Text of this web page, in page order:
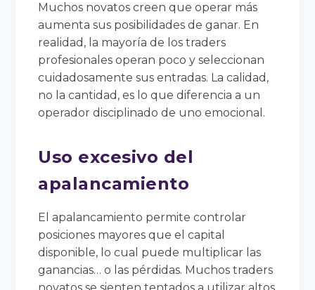
Muchos novatos creen que operar más
aumenta sus posibilidades de ganar. En
realidad, la mayoría de los traders
profesionales operan poco y seleccionan
cuidadosamente sus entradas. La calidad,
no la cantidad, es lo que diferencia a un
operador disciplinado de uno emocional.
Uso excesivo del
apalancamiento
El apalancamiento permite controlar
posiciones mayores que el capital
disponible, lo cual puede multiplicar las
ganancias… o las pérdidas. Muchos traders